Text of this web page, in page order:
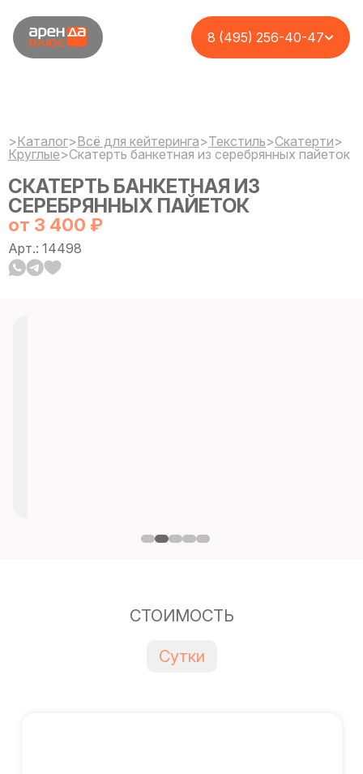
8 (495) 256-40-47
>Каталог>Всё для кейтеринга>Текстиль>Cкатерти>
Круглые>Скатерть банкетная из серебрянных пайеток
СКАТЕРТЬ БАНКЕТНАЯ ИЗ
СЕРЕБРЯННЫХ ПАЙЕТОК
от 3 400 ₽
Арт.: 14498
СТОИМОСТЬ
Сутки